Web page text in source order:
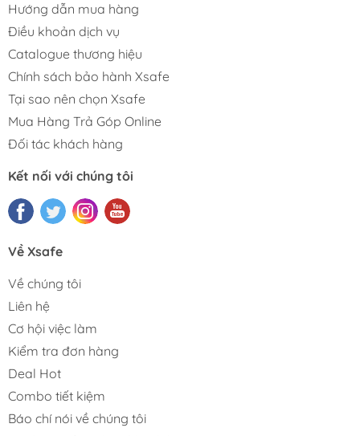
Hướng dẫn mua hàng
Điều khoản dịch vụ
Catalogue thương hiệu
Chính sách bảo hành Xsafe
Tại sao nên chọn Xsafe
Mua Hàng Trả Góp Online
Đối tác khách hàng
Kết nối với chúng tôi
Về Xsafe
Về chúng tôi
Liên hệ
Cơ hội việc làm
Kiểm tra đơn hàng
Deal Hot
Combo tiết kiệm
Báo chí nói về chúng tôi